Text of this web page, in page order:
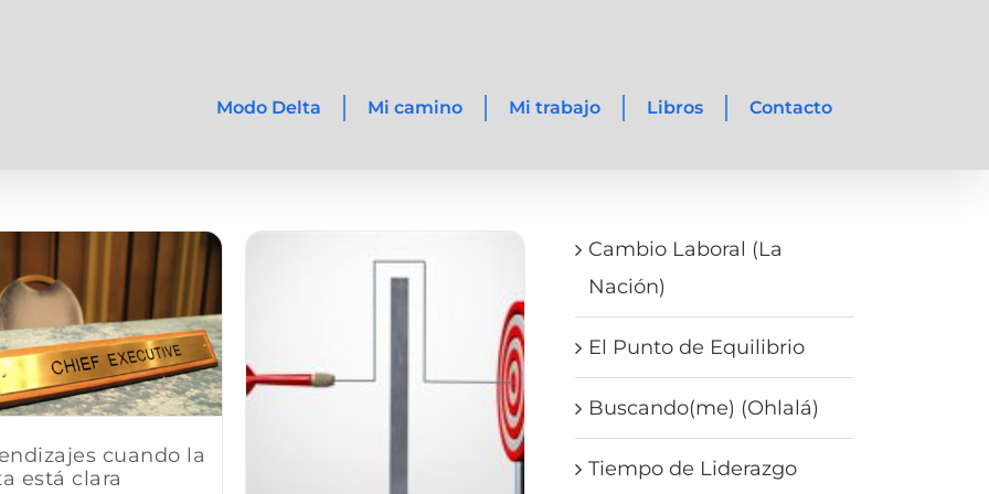
Modo Delta Mi camino Mi trabajo Libros Contacto
cuando la
está clara
Cambio Laboral (La
Nación)
El Punto de Equilibrio
Buscando(me) (Ohlalá)
Tiempo de Liderazgo